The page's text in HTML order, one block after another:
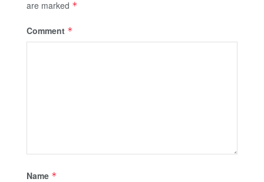
are marked *
Comment *
Name *